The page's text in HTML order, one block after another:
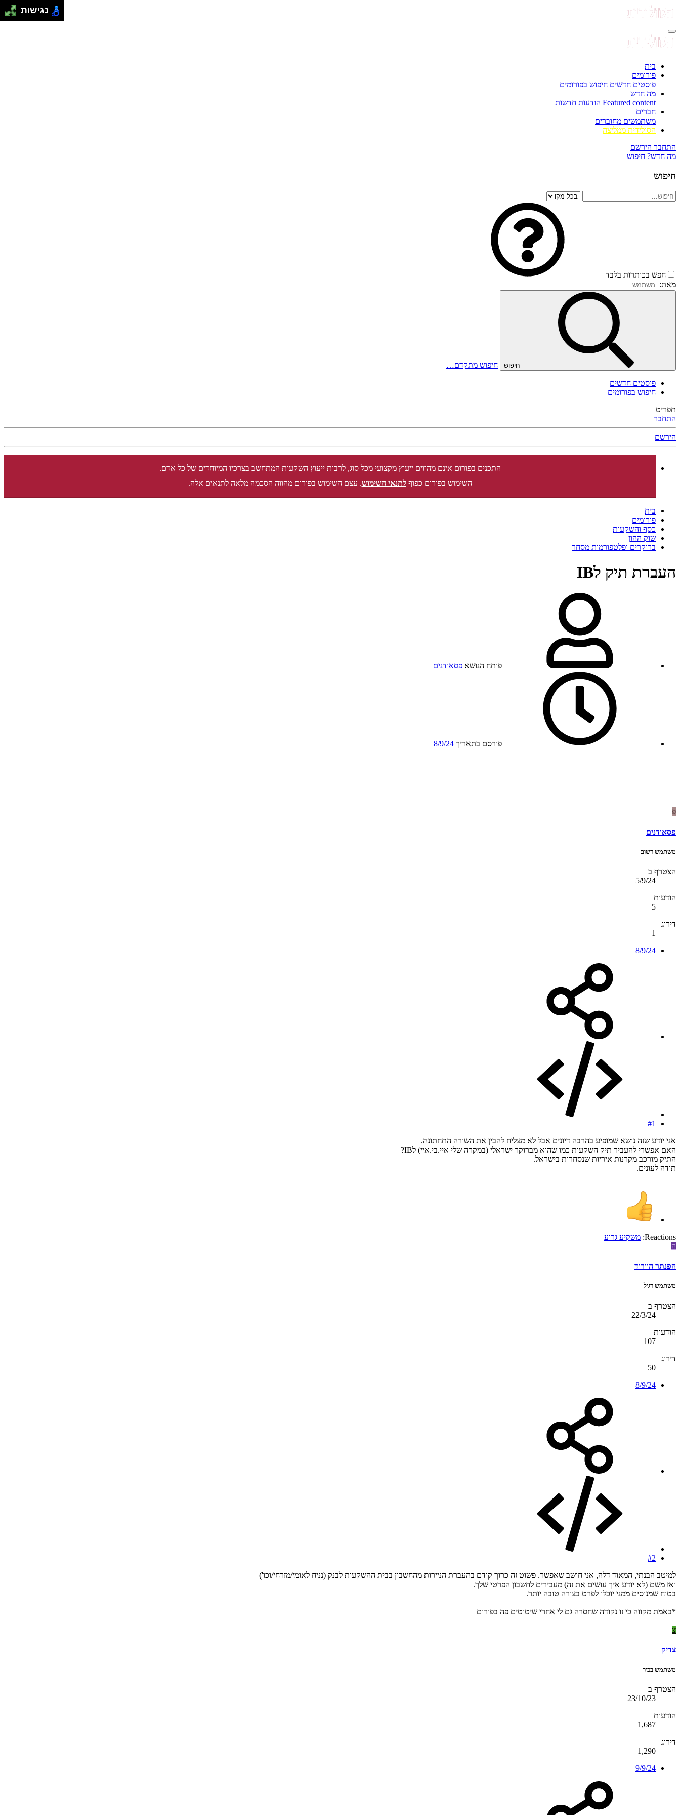
בית
פורומים
פוסטים חדשים חיפוש בפורומים
מה חדש
Featured content הודעות חדשות
חברים
משתמשים מחוברים
הסולידית ממליצה
התחבר הירשם
מה חדש? חיפוש
חיפוש
חפש בכותרות בלבד
מאת:
חיפוש חיפוש מתקדם…
פוסטים חדשים
חיפוש בפורומים
תפריט
התחבר
הירשם
התכנים בפורום אינם מהווים ייעוץ מקצועי מכל סוג, לרבות ייעוץ השקעות המתחשב בצרכיו המיוחדים של כל אדם.
השימוש בפורום כפוףלתנאי השימוש. עצם השימוש בפורום מהווה הסכמה מלאה לתנאים אלה.
בית
פורומים
כסף והשקעות
שוק ההון
ברוקרים ופלטפורמות מסחר
העברת תיק לIB
פותח הנושא פסאודנים
פורסם בתאריך 8/9/24
פ
פסאודנים
משתמש רשום
הצטרף ב
5/9/24
הודעות
5
דירוג
1
8/9/24
#1
אני יודע שזה נושא שמופיע בהרבה דיונים אבל לא מצליח להבין את השורה התחתונה.
האם אפשרי להעביר תיק השקעות כמו שהוא מברוקר ישראלי (במקרה שלי איי.בי.איי) לIB?
התיק מורכב מקרנות איריות שנסחרות בישראל.
תודה לעונים.
Reactions: משקיע גרוע
ה
הפנתר הוורוד
משתמש רגיל
הצטרף ב
22/3/24
הודעות
107
דירוג
50
8/9/24
#2
למיטב הבנתי, המאוד דלה, אני חושב שאפשר. פשוט זה כרוך קודם בהעברת הניירות מהחשבון בבית ההשקעות לבנק (נניח לאומי/מזרחי/וכו')
ואז משם (לא יודע איך עושים את זה) מעבירים לחשבון הפרטי שלך.
בטוח שמנוסים ממני יוכלו לפרט בצורה טובה יותר.
*באמת מקווה כי זו נקודה שחסרה גם לי אחרי שיטוטים פה בפורום
צ
צדיק
משתמש בכיר
הצטרף ב
23/10/23
הודעות
1,687
דירוג
1,290
9/9/24
נגישות